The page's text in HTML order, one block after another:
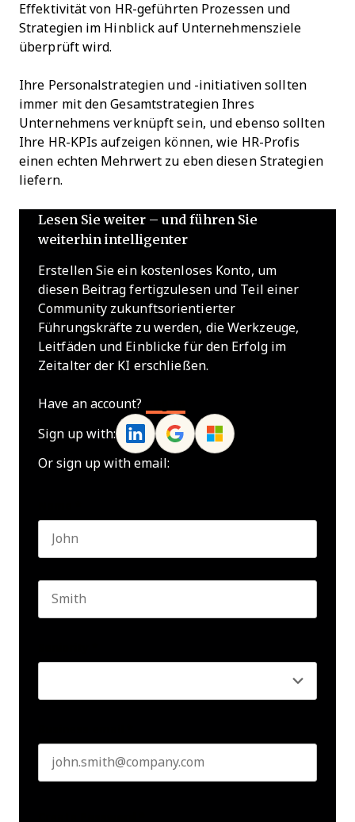
Effektivität von HR-geführten Prozessen und
Strategien im Hinblick auf Unternehmensziele
überprüft wird.
Ihre Personalstrategien und -initiativen sollten
immer mit den Gesamtstrategien Ihres
Unternehmens verknüpft sein, und ebenso sollten
Ihre HR-KPIs aufzeigen können, wie HR-Profis
einen echten Mehrwert zu eben diesen Strategien
liefern.
Lesen Sie weiter – und führen Sie
weiterhin intelligenter
Erstellen Sie ein kostenloses Konto, um
diesen Beitrag fertigzulesen und Teil einer
Community zukunftsorientierter
Führungskräfte zu werden, die Werkzeuge,
Leitfäden und Einblicke für den Erfolg im
Zeitalter der KI erschließen.
Have an account?
Sign up with:
Or sign up with email: